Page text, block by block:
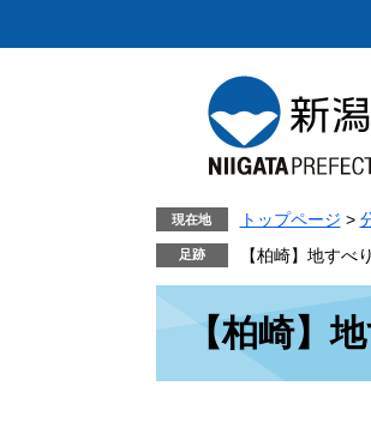
現在地 トップページ >
【柏崎】地すべ
【柏崎】